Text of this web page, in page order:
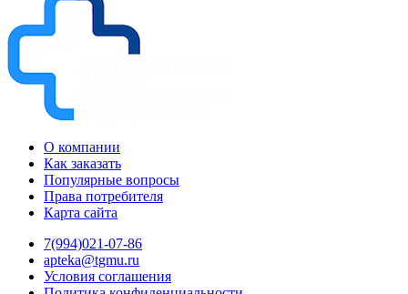
О компании
Как заказать
Популярные вопросы
Права потребителя
Карта сайта
7(994)021-07-86
apteka@tgmu.ru
Условия соглашения